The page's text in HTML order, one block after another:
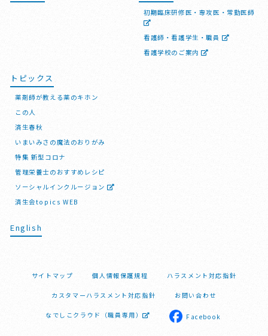
初期臨床研修医・専攻医・常勤医師
看護師・看護学生・職員
看護学校のご案内
トピックス
薬剤師が教える薬のキホン
この人
済生春秋
いまいみさの魔法のおりがみ
特集 新型コロナ
管理栄養士のおすすめレシピ
ソーシャルインクルージョン
済生会topics WEB
English
サイトマップ 個人情報保護規程 ハラスメント対応指針
カスタマーハラスメント対応指針 お問い合わせ
なでしこクラウド（職員専用） Facebook